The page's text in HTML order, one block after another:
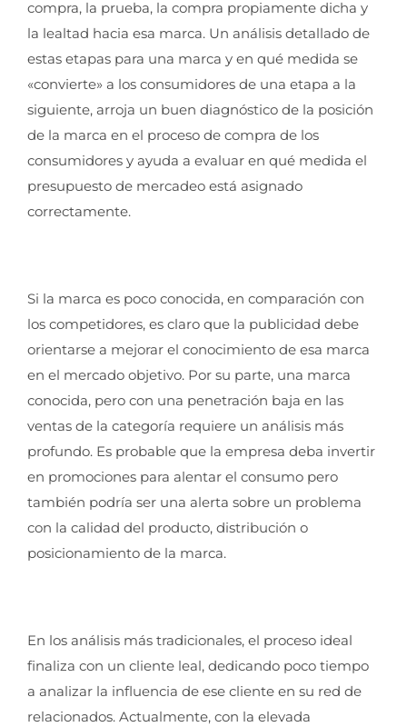
compra, la prueba, la compra propiamente dicha y
la lealtad hacia esa marca. Un análisis detallado de
estas etapas para una marca y en qué medida se
«convierte» a los consumidores de una etapa a la
siguiente, arroja un buen diagnóstico de la posición
de la marca en el proceso de compra de los
consumidores y ayuda a evaluar en qué medida el
presupuesto de mercadeo está asignado
correctamente.
Si la marca es poco conocida, en comparación con
los competidores, es claro que la publicidad debe
orientarse a mejorar el conocimiento de esa marca
en el mercado objetivo. Por su parte, una marca
conocida, pero con una penetración baja en las
ventas de la categoría requiere un análisis más
profundo. Es probable que la empresa deba invertir
en promociones para alentar el consumo pero
también podría ser una alerta sobre un problema
con la calidad del producto, distribución o
posicionamiento de la marca.
En los análisis más tradicionales, el proceso ideal
finaliza con un cliente leal, dedicando poco tiempo
a analizar la influencia de ese cliente en su red de
relacionados. Actualmente, con la elevada